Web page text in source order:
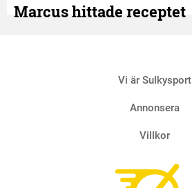
Marcus hittade receptet
Vi är Sulkysport
Annonsera
Villkor